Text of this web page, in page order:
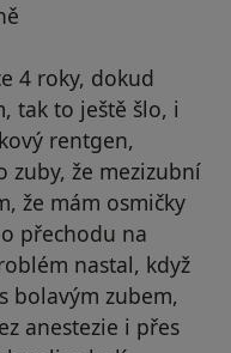
4 roky, dokud
tak to ještě šlo, i
rentgen,
zuby, že mezizubní
že mám osmičky
přechodu na
nastal, když
bolavým zubem,
anestezie i přes